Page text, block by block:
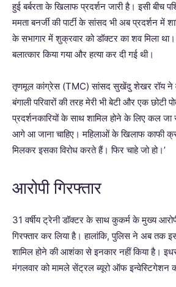
हुई बर्बरता के खिलाफ प्रदर्शन जारी है। इसी बीच
ममता बनर्जी की पार्टी के सांसद भी अब प्रदर्शन में
के सभागार में शुक्रवार को डॉक्टर का शव मिला
बलात्कार किया गया और हत्या कर दी गई थी।
तृणमूल कांग्रेस (TMC) सांसद सुखेंदु शेखर रॉय ने
बंगाली परिवारों की तरह मेरी भी बेटी और एक छोटी
प्रदर्शनकारियों के साथ शामिल होने के लिए कल
आगे आ जाना चाहिए। महिलाओं के खिलाफ काफी
मिलकर इसका विरोध करते हैं। फिर चाहे जो हो।’
आरोपी गिरफ्तार
31 वर्षीय ट्रेनी डॉक्टर के साथ कुकर्म के मुख्य
गिरफ्तार कर लिया है। हालांकि, पुलिस ने अब तक
शामिल होने की आशंका से इनकार नहीं किया है।
मंगलवार को मामले सेंट्रल ब्यूरो ऑफ इन्वेस्टिगेशन